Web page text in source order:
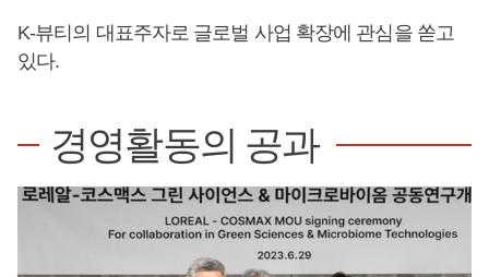
K-뷰티의 대표주자로 글로벌 사업 확장에 관심을 쏟고
있다.
경영활동의 공과